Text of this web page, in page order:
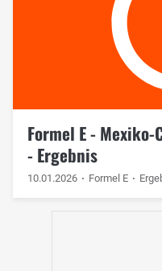
Formel E -
- Ergebnis
10.01.2026 Formel E